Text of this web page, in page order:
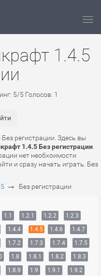
1.4.5
5/5 Голосов: 1
регистрации. Здесь вы
1.4.5 Без регистрации
нет необхоимости
и сразу начать играть. Без
→ Без регистрации
1.1 1.2.1 1.2.2
1.2.3
1.4.4 1.4.5 1.4.6
1.4.7
1.7.2 1.7.3 1.7.4
1.7.5
1.8 1.8.1 1.8.2
1.8.3
1.8.9 1.9 1.9.1
1.9.2